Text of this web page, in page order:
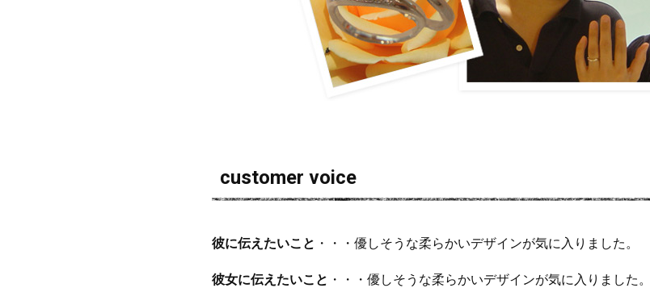
customer voice
彼に伝えたいこと ・・・優しそうな柔らかいデザインが気に入りました。
彼女に伝えたいこと ・・・優しそうな柔らかいデザインが気に入りました。